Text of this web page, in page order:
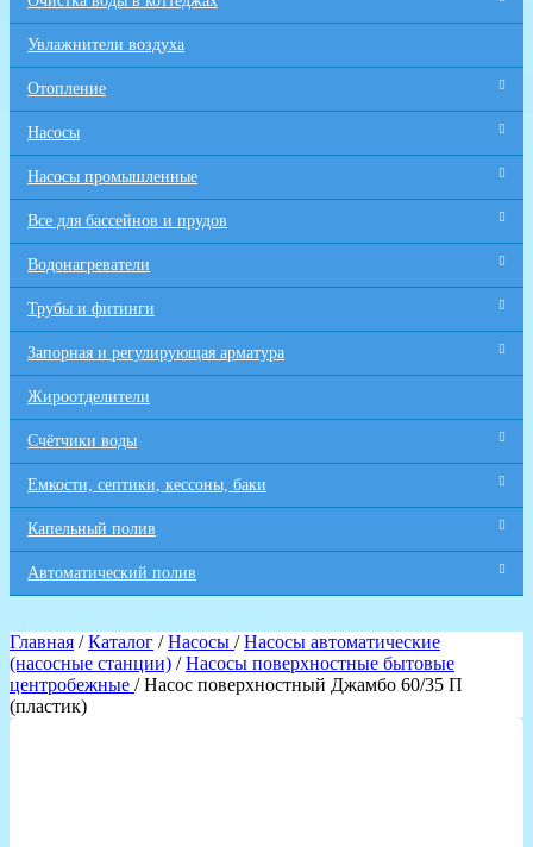
Увлажнители воздуха
Отопление
Насосы
Насосы промышленные
Все для бaссейнов и прудов
Водонагреватели
Трубы и фитинги
Запорная и регулирующая арматура
Жироотделители
Счётчики воды
Емкости, септики, кессоны, баки
Капельный полив
Автоматический полив
Главная /Каталог /Насосы /Насосы автоматические
(насосные станции) /Насосы поверхностные бытовые
центробежные / Насос поверхностный Джамбо 60/35 П
(пластик)